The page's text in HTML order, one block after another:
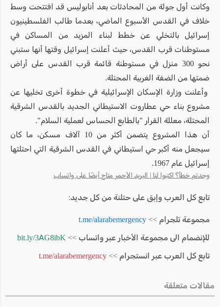
وكانت أول جولة من المحادثات بعد أنابوليس قد افتتحت وسط
خلاف في القدس الأسبوع الماضي، بعدما طالب الفلسطينيون
إسرائيل بالتخلي عن خطط لبناء المزيد من المساكن في
مستوطنات قرب القدس، حيث أعلنت إسرائيل وقتها أنها ستبني
نحو 300 منزل في مستوطنة قائمة قرب القدس على أراض
ضمتها من الضفة الغربية المحتلة.
وأعلنت وزارة الإسكان الإسرائيلية في خطوة أخرى تخليها عن
مشروع بناء حي عطاروت الاستيطاني الجديد بالقدس الشرقية
المحتلة، معللة القرار "بالطابع الحساس لعملية السلام".
أن هذا المشروع يتضمن أكثر من 10 آلاف مسكن، ما كان
سيجعل منه أكبر حي استيطاني في القدس الشرقية التي احتلتها
إسرائيل عام 1967.
وجدتم خطأ؟ اكتبوا لنا | البريد الأحمر متاح أيضًا على واتساب
تابع كل العرب وإبق على حتلنة من كل جديد:
مجموعة تلجرام >> t.me/alarabemergency
للإنضمام الى مجموعة الأخبار عبر واتساب >> bit.ly/3AG8ibK
تابع كل العرب عبر انستجرام >> t.me/alarabemergency
مقالات متعلقة